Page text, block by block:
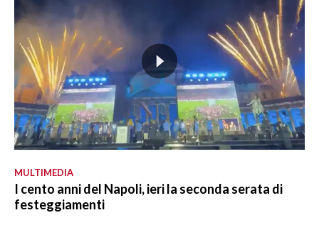
MULTIMEDIA
I cento anni del Napoli, ieri la seconda serata di
festeggiamenti